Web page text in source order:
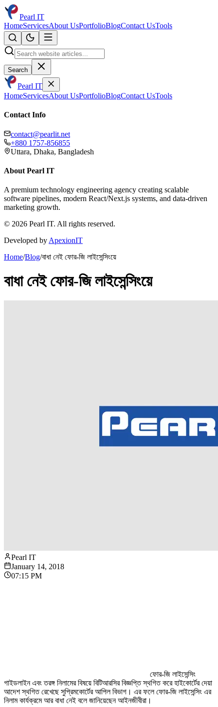
Pearl IT
HomeServicesAbout UsPortfolioBlogContact UsTools
Search
Pearl IT
HomeServicesAbout UsPortfolioBlogContact UsTools
Contact Info
contact@pearlit.net
+880 1757-856855
Uttara, Dhaka, Bangladesh
About Pearl IT
A premium technology engineering agency creating scalable
software pipelines, modern React/Next.js systems, and data-driven
marketing growth.
© 2026 Pearl IT. All rights reserved.
Developed by ApexionIT
Home/Blog/বাধা নেই ফোর-জি লাইসেন্সিংয়ে
বাধা নেই ফোর-জি লাইসেন্সিংয়ে
Pearl IT
January 14, 2018
07:15 PM
ফোর-জি লাইসেন্সিং
গাইডলাইন এবং তরঙ্গ নিলামের বিষয়ে বিটিআরসির বিজ্ঞপ্তি স্থগিত করে হাইকোর্টের দেয়া
আদেশ স্থগিত রেখেছে সুপ্রিমকোর্টের আপিল বিভাগ। এর ফলে ফোর-জি লাইসেন্সিং এর
নিলাম কার্যক্রমে আর বাধা নেই বলে জানিয়েছেন আইনজীবীরা।